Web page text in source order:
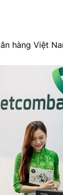
hàng Việt